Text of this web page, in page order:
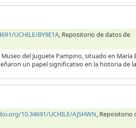
UCHILE/BY9E1A, Repositorio de datos de
del Juguete Pampino, situado en María
un papel significativo en la historia de la
10.34691/UCHILE/AJSHWN, Repositorio